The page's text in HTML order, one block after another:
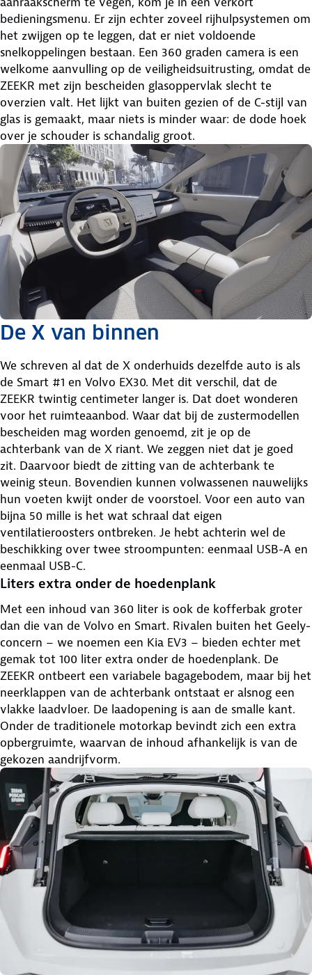
bedieningsmenu. Er zijn echter zoveel rijhulpsystemen om
het zwijgen op te leggen, dat er niet voldoende
snelkoppelingen bestaan. Een 360 graden camera is een
welkome aanvulling op de veiligheidsuitrusting, omdat de
ZEEKR met zijn bescheiden glasoppervlak slecht te
overzien valt. Het lijkt van buiten gezien of de C-stijl van
glas is gemaakt, maar niets is minder waar: de dode hoek
over je schouder is schandalig groot.
De X van binnen
We schreven al dat de X onderhuids dezelfde auto is als
de Smart #1 en Volvo EX30. Met dit verschil, dat de
ZEEKR twintig centimeter langer is. Dat doet wonderen
voor het ruimteaanbod. Waar dat bij de zustermodellen
bescheiden mag worden genoemd, zit je op de
achterbank van de X riant. We zeggen niet dat je goed
zit. Daarvoor biedt de zitting van de achterbank te
weinig steun. Bovendien kunnen volwassenen nauwelijks
hun voeten kwijt onder de voorstoel. Voor een auto van
bijna 50 mille is het wat schraal dat eigen
ventilatieroosters ontbreken. Je hebt achterin wel de
beschikking over twee stroompunten: eenmaal USB-A en
eenmaal USB-C.
Liters extra onder de hoedenplank
Met een inhoud van 360 liter is ook de kofferbak groter
dan die van de Volvo en Smart. Rivalen buiten het Geely-
concern – we noemen een Kia EV3 – bieden echter met
gemak tot 100 liter extra onder de hoedenplank. De
ZEEKR ontbeert een variabele bagagebodem, maar bij het
neerklappen van de achterbank ontstaat er alsnog een
vlakke laadvloer. De laadopening is aan de smalle kant.
Onder de traditionele motorkap bevindt zich een extra
opbergruimte, waarvan de inhoud afhankelijk is van de
gekozen aandrijfvorm.